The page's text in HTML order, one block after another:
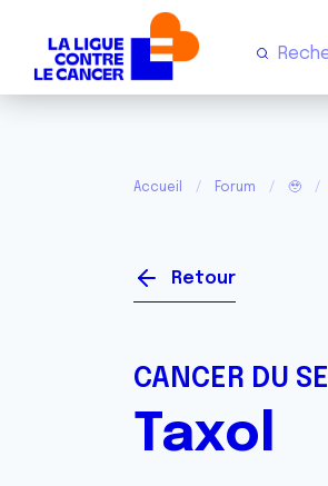
Accueil Forum 🥹
Retour
CANCER DU
Taxol